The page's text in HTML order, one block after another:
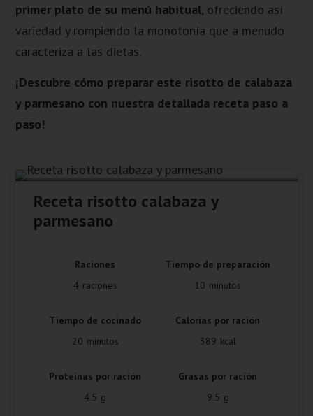
primer plato de su menú habitual, ofreciendo así
variedad y rompiendo la monotonía que a menudo
caracteriza a las dietas.
¡Descubre cómo preparar este risotto de calabaza
y parmesano con nuestra detallada receta paso a
paso!
Receta risotto calabaza y
parmesano
Raciones
4 raciones
Tiempo de preparación
10 minutos
Tiempo de cocinado
20 minutos
Calorías por ración
389 kcal
Proteínas por ración
4.5 g
Grasas por ración
9.5 g